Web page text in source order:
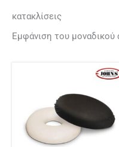
κατακλίσεις
Εμφάνιση του